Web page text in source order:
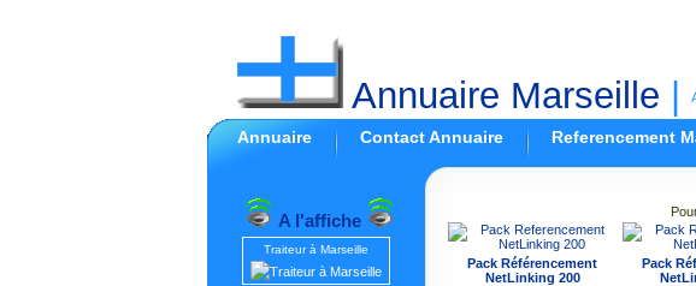
Annuaire Marseille
Annuaire Contact Annuaire Referencement
A l'affiche
Traiteur à Marseille
Pack Référencement
NetLinking 200
Pack